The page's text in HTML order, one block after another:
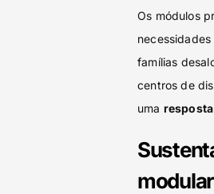
Os módulos
famílias
centros de
uma